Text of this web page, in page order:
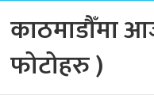
काठमाडौँमा
फोटोहरु )